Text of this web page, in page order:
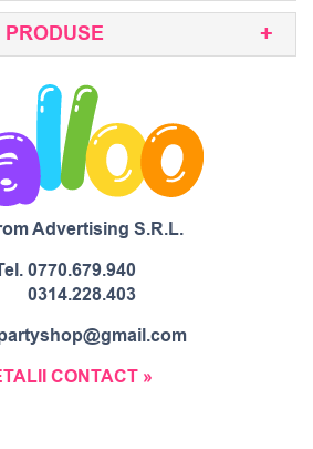
Advertising S.R.L.
0770.679.940
0314.228.403
CONTACT »